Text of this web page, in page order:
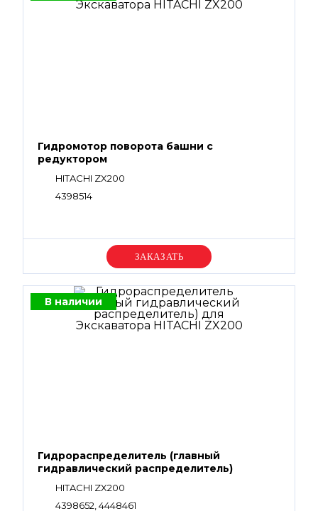
Гидромотор поворота башни с
редуктором
HITACHI ZX200
4398514
Уточняйте цену
В наличии
Гидрораспределитель (главный
гидравлический распределитель)
HITACHI ZX200
4398652, 4448461